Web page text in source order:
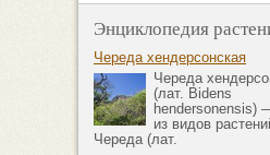
Энциклопедия
Череда хендерсонская
Череда
(лат. Bidens
hendersonensis)
из видов
Череда (лат.